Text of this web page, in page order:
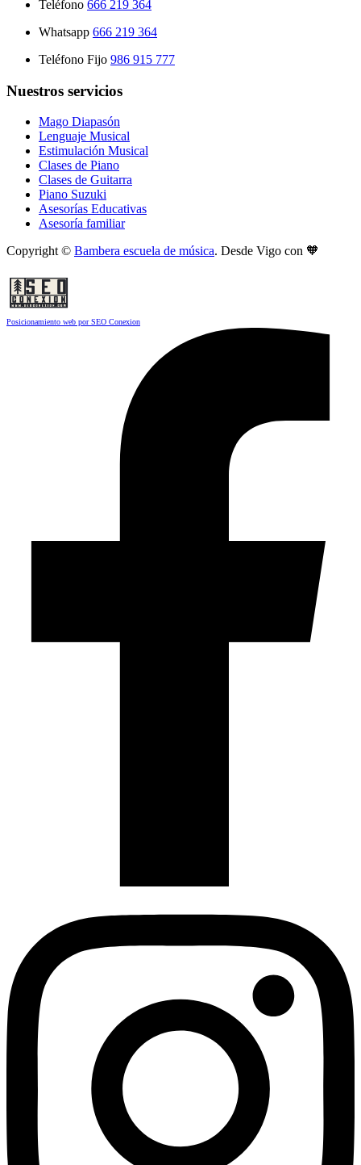
Teléfono 666 219 364
Whatsapp 666 219 364
Teléfono Fijo 986 915 777
Nuestros servicios
Mago Diapasón
Lenguaje Musical
Estimulación Musical
Clases de Piano
Clases de Guitarra
Piano Suzuki
Asesorías Educativas
Asesoría familiar
Copyright © Bambera escuela de música. Desde Vigo con 🧡
Posicionamiento web por SEO Conexion